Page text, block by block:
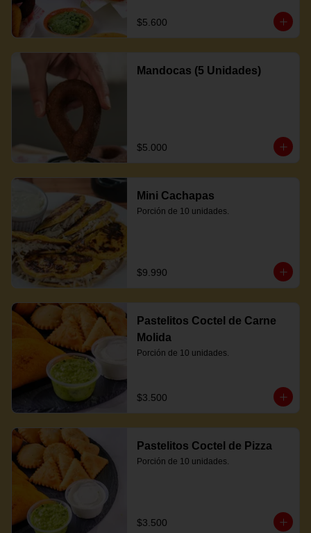
$5.600
Mandocas (5 Unidades)
$5.000
Mini Cachapas
Porción de 10 unidades.
$9.990
Pastelitos Coctel de Carne
Molida
Porción de 10 unidades.
$3.500
Pastelitos Coctel de Pizza
Porción de 10 unidades.
$3.500